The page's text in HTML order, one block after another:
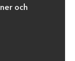
och